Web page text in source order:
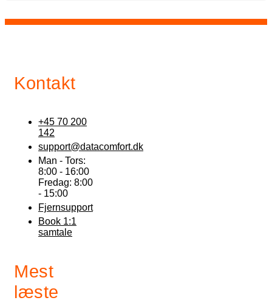
Kontakt
+45 70 200
142
support@datacomfort.dk
Man - Tors:
8:00 - 16:00
Fredag: 8:00
- 15:00
Fjernsupport
Book 1:1
samtale
Mest
læste